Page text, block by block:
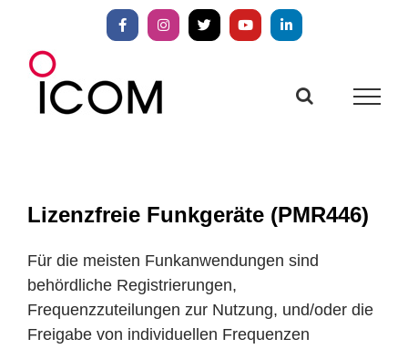
springen
FacebookInstagram
X YouTubeLinkedIn
Lizenzfreie Funkgeräte (PMR446)
Für die meisten Funkanwendungen sind
behördliche Registrierungen,
Frequenzzuteilungen zur Nutzung, und/oder die
Freigabe von individuellen Frequenzen